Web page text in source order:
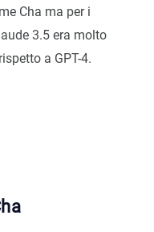
Cha ma per i
3.5 era molto
a GPT-4.